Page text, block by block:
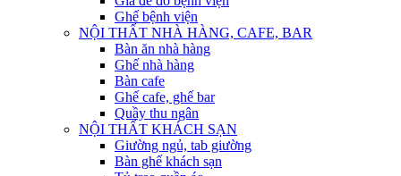
Ghế bệnh viện
NỘI THẤT NHÀ HÀNG, CAFE, BAR
Bàn ăn nhà hàng
Ghế nhà hàng
Bàn cafe
Ghế cafe, ghế bar
Quầy thu ngân
NỘI THẤT KHÁCH SẠN
Giường ngủ, tab giường
Bàn ghế khách sạn